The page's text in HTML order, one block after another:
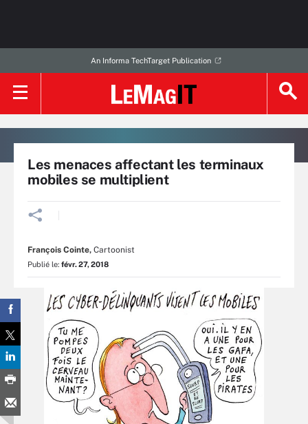
An Informa TechTarget Publication
Les menaces affectant les terminaux
mobiles se multiplient
François Cointe, Cartoonist
Publié le: févr. 27, 2018